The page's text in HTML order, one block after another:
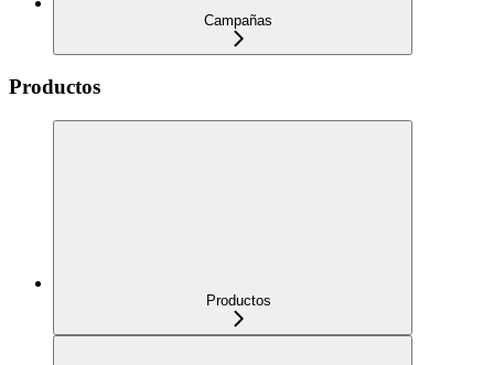
Campañas
Productos
Productos